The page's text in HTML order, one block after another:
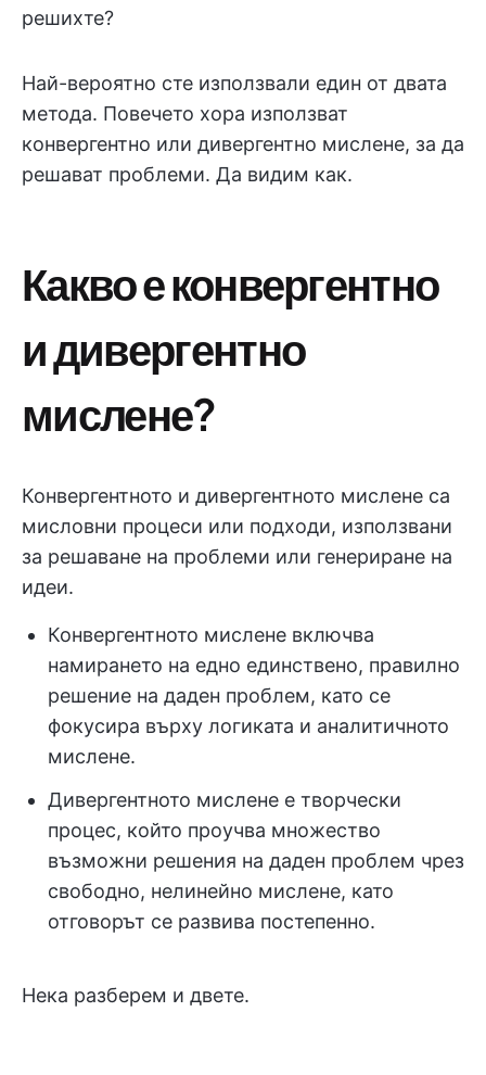
решихте?
Най-вероятно сте използвали един от двата
метода. Повечето хора използват
конвергентно или дивергентно мислене, за да
решават проблеми. Да видим как.
Какво е конвергентно
и дивергентно
мислене?
Конвергентното и дивергентното мислене са
мисловни процеси или подходи, използвани
за решаване на проблеми или генериране на
идеи.
Конвергентното мислене включва
намирането на едно единствено, правилно
решение на даден проблем, като се
фокусира върху логиката и аналитичното
мислене.
Дивергентното мислене е творчески
процес, който проучва множество
възможни решения на даден проблем чрез
свободно, нелинейно мислене, като
отговорът се развива постепенно.
Нека разберем и двете.